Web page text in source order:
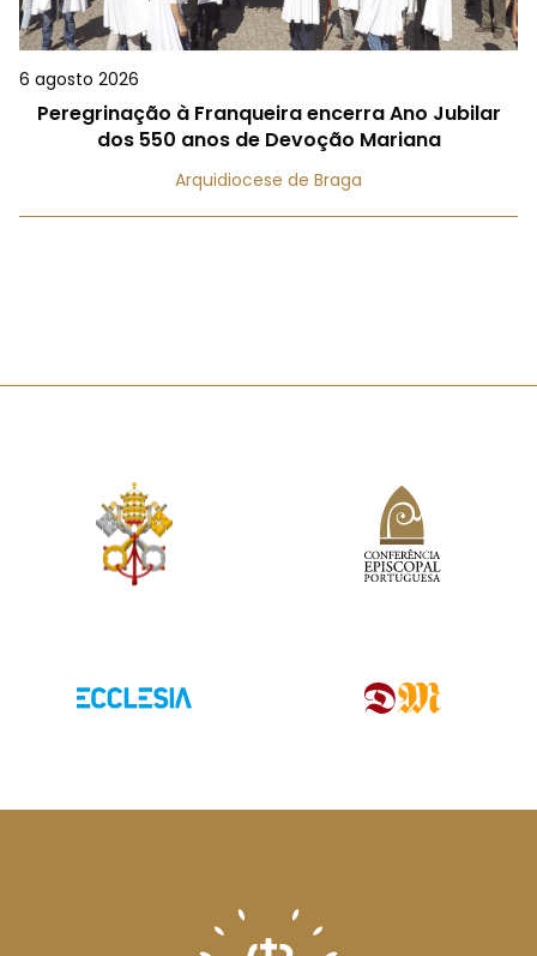
6 agosto 2026
Peregrinação à Franqueira encerra Ano Jubilar
dos 550 anos de Devoção Mariana
Arquidiocese de Braga